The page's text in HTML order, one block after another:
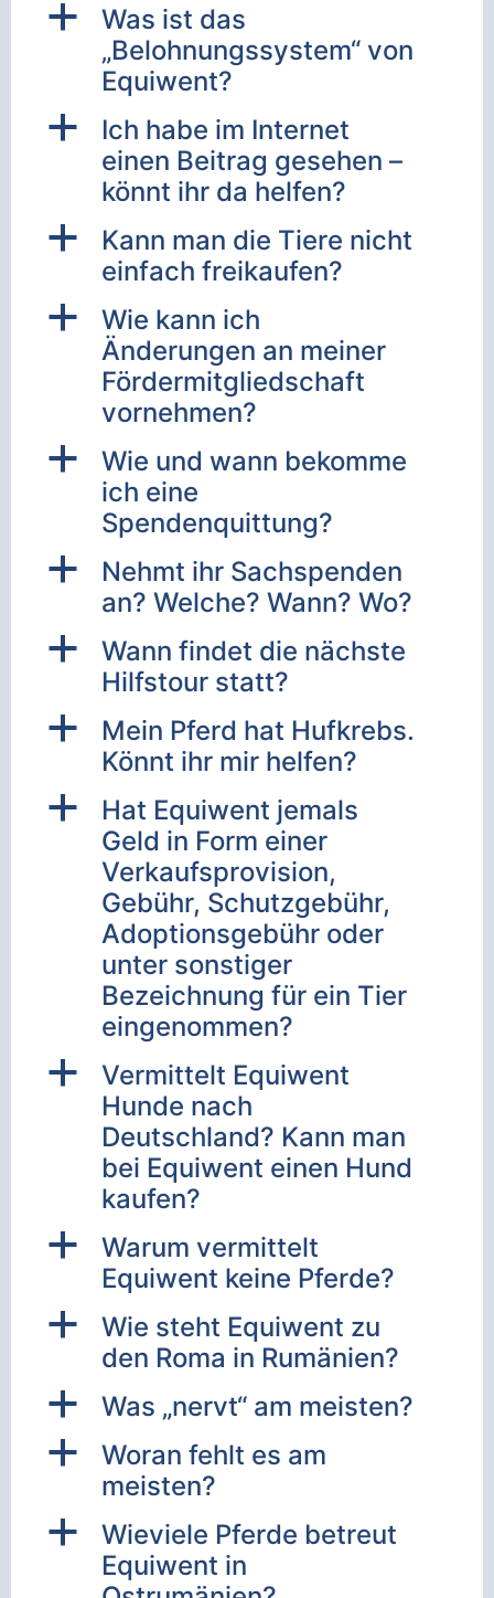
a
Was ist das
„Belohnungssystem“ von
Equiwent?
a
Ich habe im Internet
einen Beitrag gesehen –
könnt ihr da helfen?
a
Kann man die Tiere nicht
einfach freikaufen?
a
Wie kann ich
Änderungen an meiner
Fördermitgliedschaft
vornehmen?
a
Wie und wann bekomme
ich eine
Spendenquittung?
a
Nehmt ihr Sachspenden
an? Welche? Wann? Wo?
a
Wann findet die nächste
Hilfstour statt?
a
Mein Pferd hat Hufkrebs.
Könnt ihr mir helfen?
a
Hat Equiwent jemals
Geld in Form einer
Verkaufsprovision,
Gebühr, Schutzgebühr,
Adoptionsgebühr oder
unter sonstiger
Bezeichnung für ein Tier
eingenommen?
a
Vermittelt Equiwent
Hunde nach
Deutschland? Kann man
bei Equiwent einen Hund
kaufen?
a
Warum vermittelt
Equiwent keine Pferde?
a
Wie steht Equiwent zu
den Roma in Rumänien?
a Was „nervt“ am meisten?
a
Woran fehlt es am
meisten?
a
Wieviele Pferde betreut
Equiwent in